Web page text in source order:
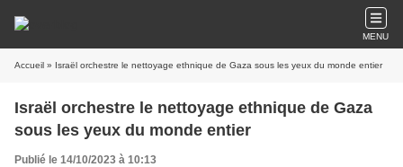
MENU
Accueil » Israël orchestre le nettoyage ethnique de Gaza sous les yeux du monde entier
Israël orchestre le nettoyage ethnique de Gaza
sous les yeux du monde entier
Publié le 14/10/2023 à 10:13